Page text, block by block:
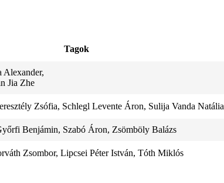
Tagok
Alexander,
Jia Zhe
Zsófia, Schlegl Levente Áron, Sulija Vanda Natália
Benjámin, Szabó Áron, Zsömböly Balázs
Zsombor, Lipcsei Péter István, Tóth Miklós